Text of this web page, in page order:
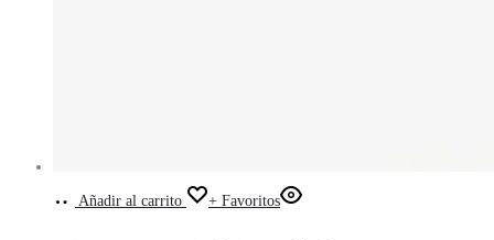
Añadir al carrito + Favoritos